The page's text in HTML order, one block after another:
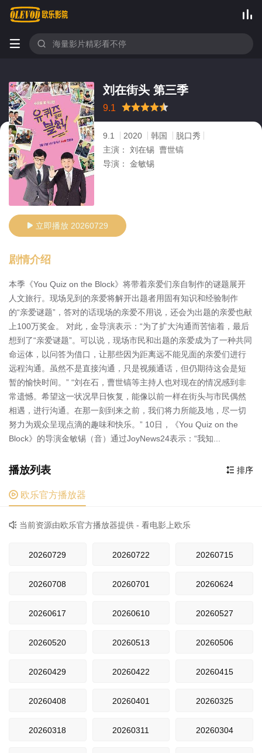

 
刘在街头 第三季
9.1
很差较差还行推荐力荐
9.1 2020 韩国
脱口秀
主演：
刘在锡 曹世镐
导演：
金敏锡
 立即播放 20260729
剧情介绍
本季《You Quiz on the Block》将带着亲爱们亲自制作的谜题展开
人文旅行。现场见到的亲爱将解开出题者用固有知识和经验制作
的“亲爱谜题”，答对的话现场的亲爱不用说，还会为出题的亲爱也献
上100万奖金。 对此，金导演表示：“为了扩大沟通而苦恼着，最后
想到了“亲爱谜题”。可以说，现场市民和出题的亲爱成为了一种共同
命运体，以问答为借口，让那些因为距离远不能见面的亲爱们进行
远程沟通。虽然不是直接沟通，只是视频通话，但仍期待这会是短
暂的愉快时间。” “刘在石，曹世镐等主持人也对现在的情况感到非
常遗憾。希望这一状况早日恢复，能像以前一样在街头与市民偶然
相遇，进行沟通。在那一刻到来之前，我们将力所能及地，尽一切
努力为观众呈现点滴的趣味和快乐。” 10日，《You Quiz on the
Block》的导演金敏锡（音）通过JoyNews24表示：“我知...
 排序
播放列表
 欧乐官方播放器
 当前资源由欧乐官方播放器提供 - 看电影上欧乐
20260729 20260722 20260715
20260708 20260701 20260624
20260617 20260610 20260527
20260520 20260513 20260506
20260429 20260422 20260415
20260408 20260401 20260325
20260318 20260311 20260304